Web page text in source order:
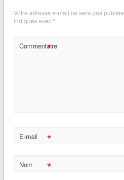
Votre adresse e-mail ne sera pas publiée.
indiqués avec*
Commentaire
*
E-mail *
Nom *